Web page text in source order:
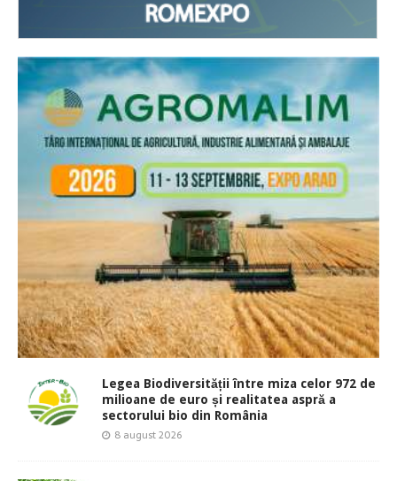
Legea Biodiversității între miza celor 972 de
milioane de euro și realitatea aspră a
sectorului bio din România
8 august 2026